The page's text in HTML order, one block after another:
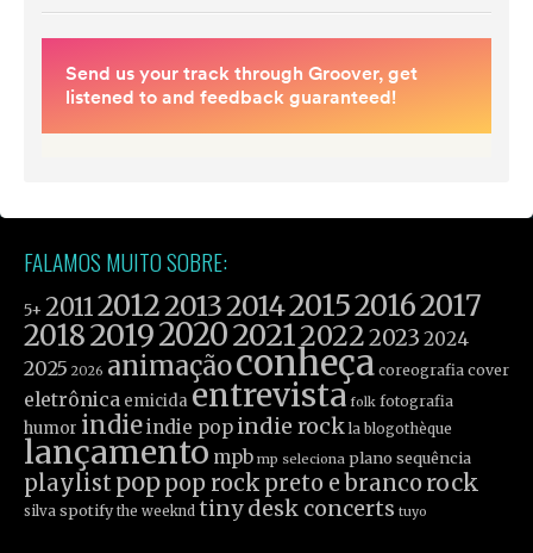
FALAMOS MUITO SOBRE:
5+ 2011201220132014201520162017
201820192020202120222023 2024
2025 2026 animaçãoconheça coreografia cover
eletrônica emicida entrevista folk fotografia
humor indieindie pop indie rock la blogothèque
lançamento mpb mp seleciona plano sequência
playlist poppop rock preto e branco rock
silva spotify the weeknd tiny desk concerts tuyo